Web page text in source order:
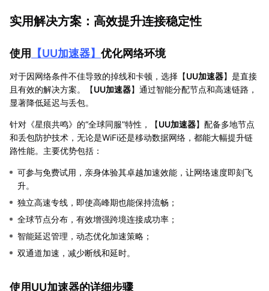
实用解决方案：高效提升连接稳定性
使用 【UU加速器】 优化网络环境
对于因网络条件不佳导致的掉线和卡顿，选择【UU加速器】是直接
且有效的解决方案。【UU加速器】通过智能分配节点和高速链路，
显著降低延迟与丢包。
针对《星痕共鸣》的“全球同服”特性，【UU加速器】配备多地节点
和丢包防护技术，无论是WiFi还是移动数据网络，都能大幅提升链
路性能。主要优势包括：
可参与免费试用，亲身体验其卓越加速效能，让网络速度即刻飞
升。
独立高速专线，即使高峰期也能保持流畅；
全球节点分布，有效增强跨境连接成功率；
智能延迟管理，动态优化加速策略；
双通道加速，减少断线和延时。
使用UU加速器的详细步骤